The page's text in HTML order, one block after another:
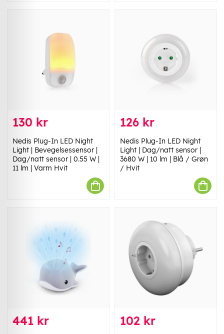
130 kr
Nedis Plug-In LED Night
Light | Bevegelsessensor |
Dag/natt sensor | 0.55 W |
11 lm | Varm Hvit
126 kr
Nedis Plug-In LED Night
Light | Dag/natt sensor |
3680 W | 10 lm | Blå / Grøn
/ Hvit
441 kr 102 kr